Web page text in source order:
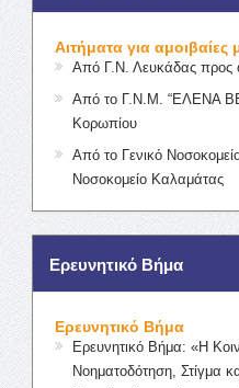
Αιτήματα για αμοιβαίες
Από Γ.Ν. Λευκάδας προς
Από το Γ.Ν.Μ. “ΕΛΕΝΑ
Κορωπίου
Από το Γενικό
Νοσοκομείο Καλαμάτας
Ερευνητικό Βήμα
Ερευνητικό Βήμα
Ερευνητικό Βήμα: «Η
Νοηματοδότηση, Στίγμα